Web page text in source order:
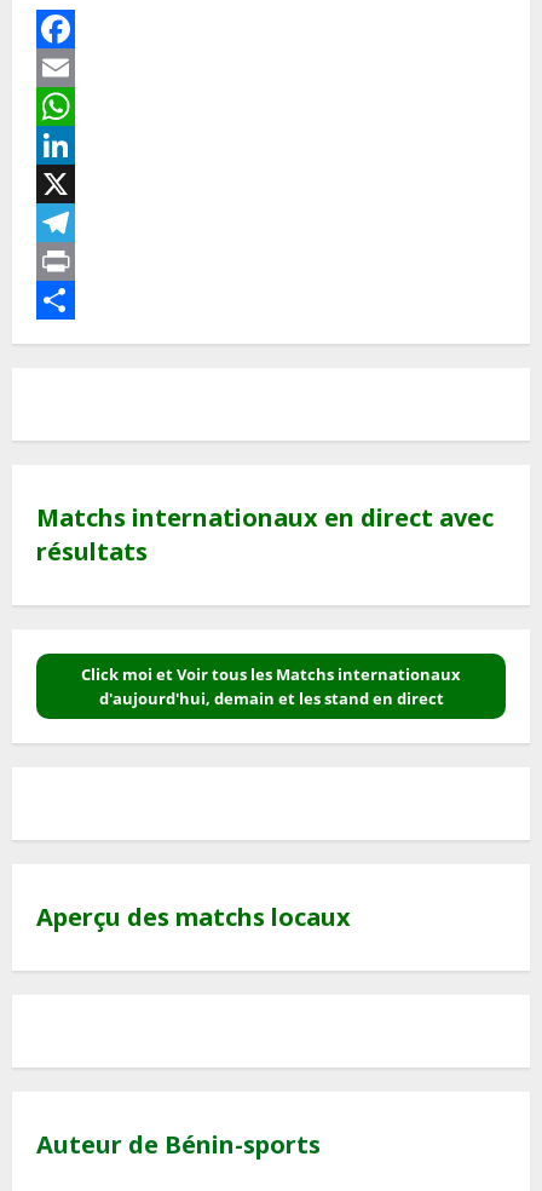
Facebook
Email
WhatsApp
LinkedIn
X
Telegram
Print
Partager
Matchs internationaux en direct avec
résultats
Click moi et Voir tous les Matchs internationaux
d'aujourd'hui, demain et les stand en direct
Aperçu des matchs locaux
Auteur de Bénin-sports